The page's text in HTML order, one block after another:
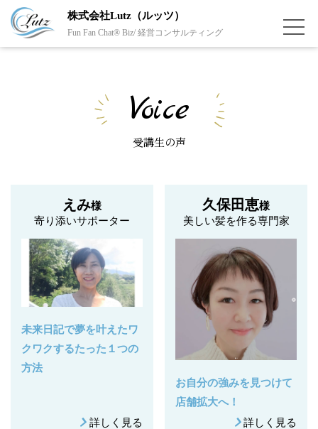
株式会社Lutz（ルッツ）
Fun Fan Chat® Biz/ 経営コンサルティング
Voice
受講生の声
えみ様
寄り添いサポーター
未来日記で夢を叶えたワ
クワクするたった１つの
方法
詳しく見る
久保田恵様
美しい髪を作る専門家
お自分の強みを見つけて
店舗拡大へ！
詳しく見る